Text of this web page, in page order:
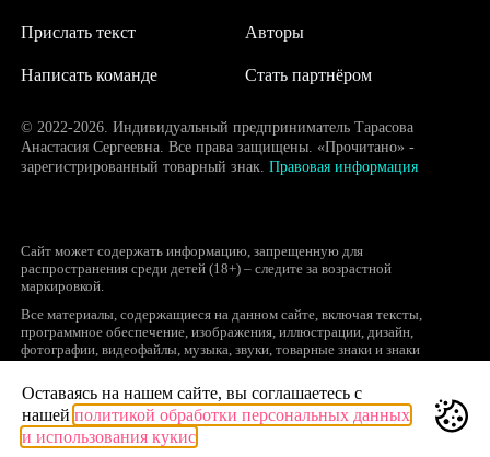
Написать команде
Авторы
Прислать текст
Стать партнёром
© 2022-2026. Индивидуальный предприниматель Тарасова
Анастасия Сергеевна. Все права защищены. «Прочитано» -
зарегистрированный товарный знак. Правовая информация
Сайт может содержать информацию, запрещенную для
распространения среди детей (18+) – следите за возрастной
маркировкой.
Все материалы, содержащиеся на данном сайте, включая тексты,
программное обеспечение, изображения, иллюстрации, дизайн,
фотографии, видеофайлы, музыка, звуки, товарные знаки и знаки
объектами интеллектуальной собственности, исключительные права на
использование которых принадлежат правообладателям.
Запрещается полное или частичное копирование и распространение (в
том числе, путем воспроизведения и размещения на других сайтах и
Оставаясь на нашем сайте, вы соглашаетесь с
нашей политикой обработки персональных данных
и использования кукис